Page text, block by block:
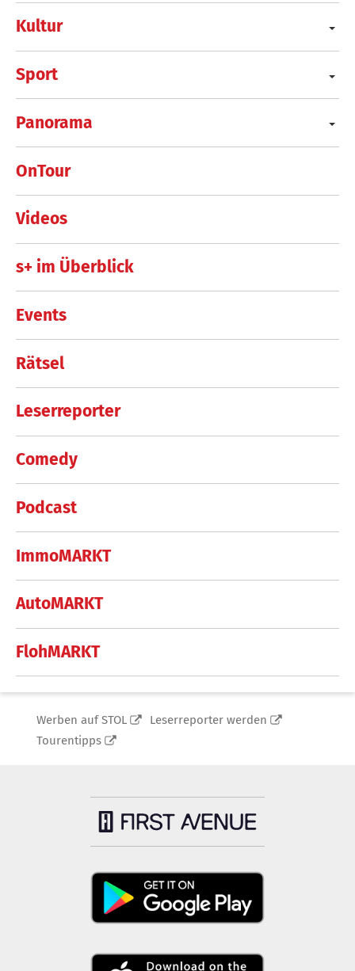
Kultur
Sport
Panorama
OnTour
Videos
s+ im Überblick
Events
Rätsel
Leserreporter
Comedy
Podcast
ImmoMARKT
AutoMARKT
FlohMARKT
Werben auf STOL
Leserreporter werden
Tourentipps